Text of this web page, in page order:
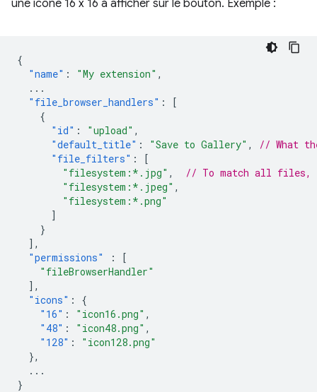
une icône 16 x 16 à afficher sur le bouton. Exemple :
{
"name" : "My extension" ,
...
"file_browser_handlers" :
[
{
"id" : "upload" ,
"default_title" : "Save to Gallery" ,
// What
"file_filters" :
[
"filesystem:*.jpg" ,
// To match all files,
"filesystem:*.jpeg" ,
"filesystem:*.png"
]
}
],
"permissions"
:
[
"fileBrowserHandler"
],
"icons" :
{
"16" : "icon16.png" ,
"48" : "icon48.png" ,
"128" :
"icon128.png"
},
...
}